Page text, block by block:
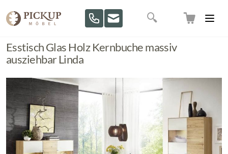
Suche
Esstisch Glas Holz Kernbuche massiv
ausziehbar Linda